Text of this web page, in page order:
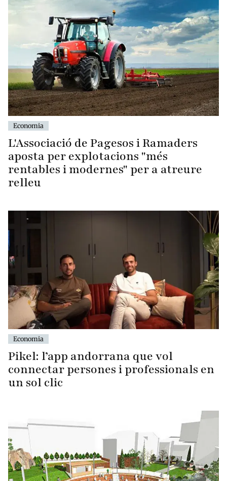
Economia
L'Associació de Pagesos i Ramaders
aposta per explotacions "més
rentables i modernes" per a atreure
relleu
Economia
Pikel: l’app andorrana que vol
connectar persones i professionals en
un sol clic